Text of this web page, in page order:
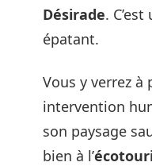
Désirade.
épatant.
Vous y verrez à
intervention
son paysage
bien à l’